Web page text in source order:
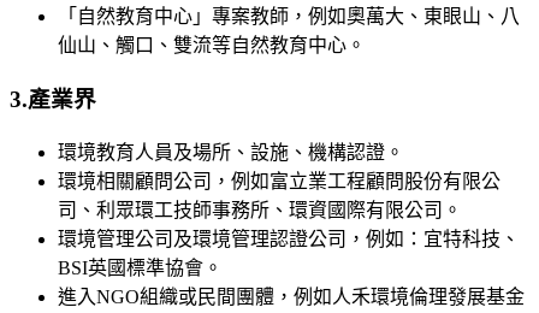
「自然教育中心」專案教師，例如奧萬大、東眼山、八
仙山、觸口、雙流等自然教育中心。
3.產業界
環境教育人員及場所、設施、機構認證。
環境相關顧問公司，例如富立業工程顧問股份有限公
司、利眾環工技師事務所、環資國際有限公司。
環境管理公司及環境管理認證公司，例如：宜特科技、
BSI英國標準協會。
進入NGO組織或民間團體，例如人禾環境倫理發展基金